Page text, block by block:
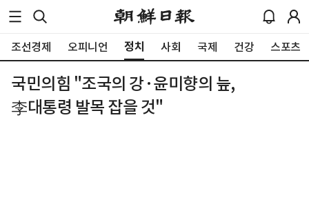
조선경제 오피니언 정치 사회 국제 건강 스포츠
국민의힘 "조국의 강·윤미향의 늪,
李대통령 발목 잡을 것"